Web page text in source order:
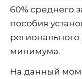
60% среднего
пособия
минимума.
На данный